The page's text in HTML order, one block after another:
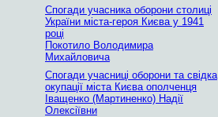
Спогади учасника оборони столиці
України міста-героя Києва у 1941
році
Покотило Володимира
Михайловича
Спогади учасниці оборони та свідка
окупації міста Києва ополченця
Іващенко (Мартиненко) Надії
Олексіївни